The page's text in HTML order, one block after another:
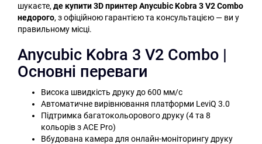
шукаєте, де купити 3D принтер Anycubic Kobra 3 V2 Combo
недорого, з офіційною гарантією та консультацією — ви у
правильному місці.
Anycubic Kobra 3 V2 Combo |
Основні переваги
Висока швидкість друку до 600 мм/с
Автоматичне вирівнювання платформи LeviQ 3.0
Підтримка багатокольорового друку (4 та 8
кольорів з ACE Pro)
Вбудована камера для онлайн-моніторингу друку